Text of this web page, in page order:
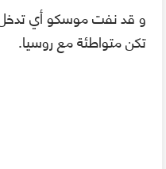
و قد نفت موسكو أي
تكن متواطئة مع روسيا.